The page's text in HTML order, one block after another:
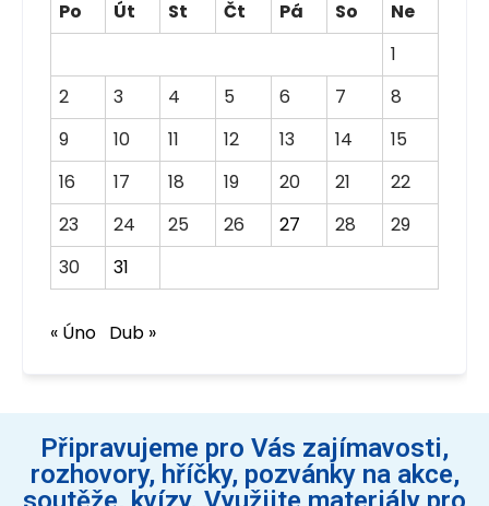
Po Út St Čt Pá So
Ne
1
2
3 4 5 6 7
8
9
10 11 12 13 14
15
16
17 18 19 20 21
22
23
24 25 26 27 28
29
30
31
« Úno Dub »
Připravujeme pro Vás zajímavosti,
rozhovory, hříčky, pozvánky na akce,